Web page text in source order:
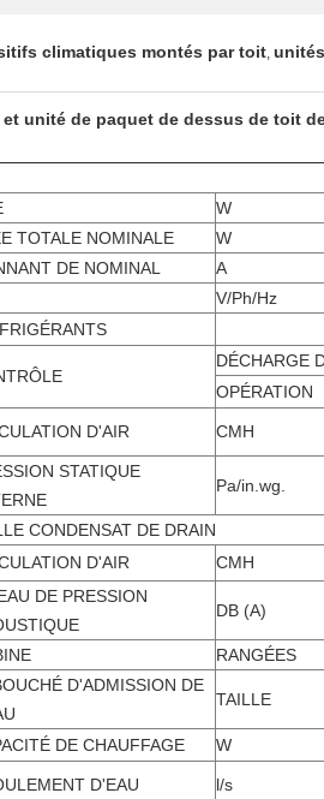
climatiques montés par toit,
unité de paquet de dessus de toit
W
TOTALE NOMINALE
W
DE NOMINAL
A
V/Ph/Hz
DÉCHARGE
OPÉRATION
D'AIR CMH
STATIQUE
Pa/in.wg.
CONDENSAT DE DRAIN
D'AIR CMH
DE PRESSION
DB (A)
RANGÉES
D'ADMISSION DE
TAILLE
DE CHAUFFAGE W
D'EAU l/s